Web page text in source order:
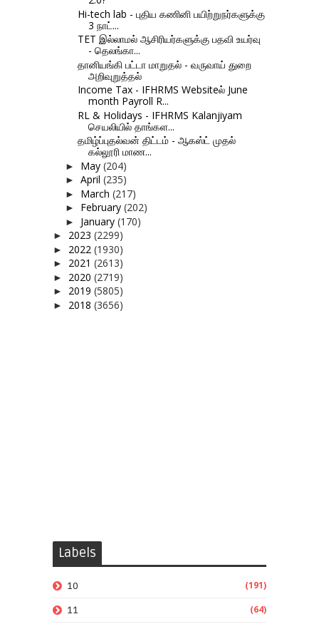
Hi-tech lab - புதிய கணினி பயிற்றுநர்களுக்கு
3 நாட்...
TET இல்லாமல் ஆசிரியர்களுக்கு பதவி உயர்வு
- தெலங்கா...
தானியங்கி பட்டா மாறுதல் - வருவாய் துறை
அறிவுறுத்தல்
Income Tax - IFHRMS Websiteல் June
month Payroll R...
RL & Holidays - IFHRMS Kalanjiyam
செயலியில் தாங்கள...
தமிழ்ப்புதல்வன் திட்டம் - ஆகஸ்ட் முதல்
கல்லூரி மாண...
► May (204)
► April (235)
► March (217)
► February (202)
► January (170)
► 2023 (2299)
► 2022 (1930)
► 2021 (2613)
► 2020 (2719)
► 2019 (5805)
► 2018 (3656)
Labels
10 (191)
11 (64)